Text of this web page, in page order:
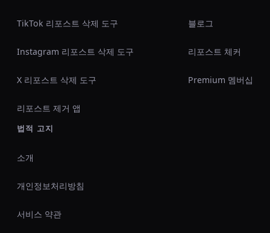
TikTok 리포스트 삭제 도구
Instagram 리포스트 삭제 도구
X 리포스트 삭제 도구
리포스트 제거 앱
블로그
리포스트 체커
Premium 멤버십
법적 고지
소개
개인정보처리방침
서비스 약관